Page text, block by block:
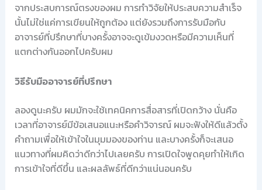
จากประสบการณ์ตรงของผม การทำวิจัยให้ประสบความสำเร็จ
นั้นไม่ใช่แค่การเขียนให้ถูกต้อง แต่ยังรวมถึงการรับมือกับ
อาจารย์ที่ปรึกษาที่บางครั้งอาจจะดูเข้มงวดหรือมีความเห็นที่
แตกต่างกันออกไปครับผม
วิธีรับมืออาจารย์ที่ปรึกษา
ลองดูนะครับ ผมมักจะใช้เทคนิคการสื่อสารที่เปิดกว้าง นั่นคือ
เวลาที่อาจารย์มีข้อเสนอแนะหรือคำวิจารณ์ ผมจะฟังให้ดีแล้วตั้ง
คำถามเพื่อให้เข้าใจในมุมมองของท่าน และบางครั้งก็จะเสนอ
แนวทางที่ผมคิดว่าดีกว่าไปเลยครับ การเปิดใจพูดคุยทำให้เกิด
การเข้าใจที่ดีขึ้น และผลลัพธ์ที่ดีกว่าแน่นอนครับ